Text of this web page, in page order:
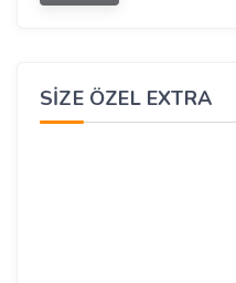
SIZE ÖZEL EXTRA